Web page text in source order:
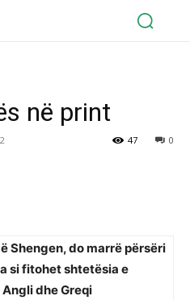
në print
0
47
Shengen, do marrë përsëri
si fitohet shtetësia e
dhe Greqi